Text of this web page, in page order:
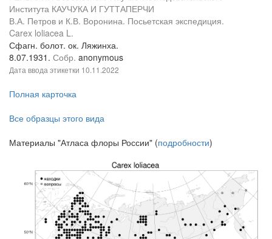
Института КАУЧУКА И ГУТТАПЕРЧИ
В.А. Петров и К.В. Воронина. Посьетская экспедиция.
Carex loliacea L.
Сфагн. болот. ок. Ляжинха.
8.07.1931. Собр. anonymous
Дата ввода этикетки 10.11.2022
Полная карточка
Все образцы этого вида
Материалы "Атласа флоры России" (подробности)